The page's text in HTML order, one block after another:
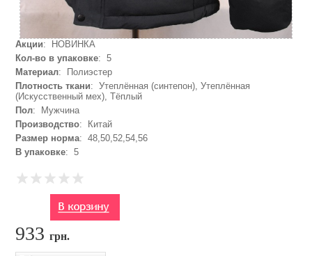
Акции: НОВИНКА
Кол-во в упаковке: 5
Материал: Полиэстер
Плотность ткани: Утеплённая (синтепон), Утеплённая
(Искусственный мех), Тёплый
Пол: Мужчина
Производство: Китай
Размер норма: 48,50,52,54,56
В упаковке: 5
933грн.